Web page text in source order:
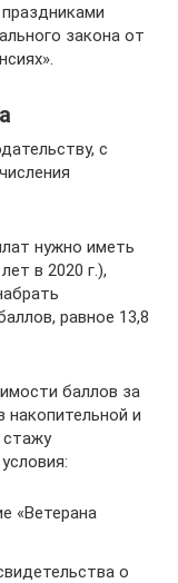
закона от
с
нужно иметь
в 2020 г.),
равное 13,8
баллов за
накопительной и
стажу
«Ветерана
о